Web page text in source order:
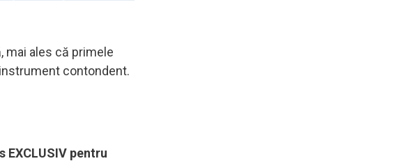
mai ales că primele
contondent.
pentru